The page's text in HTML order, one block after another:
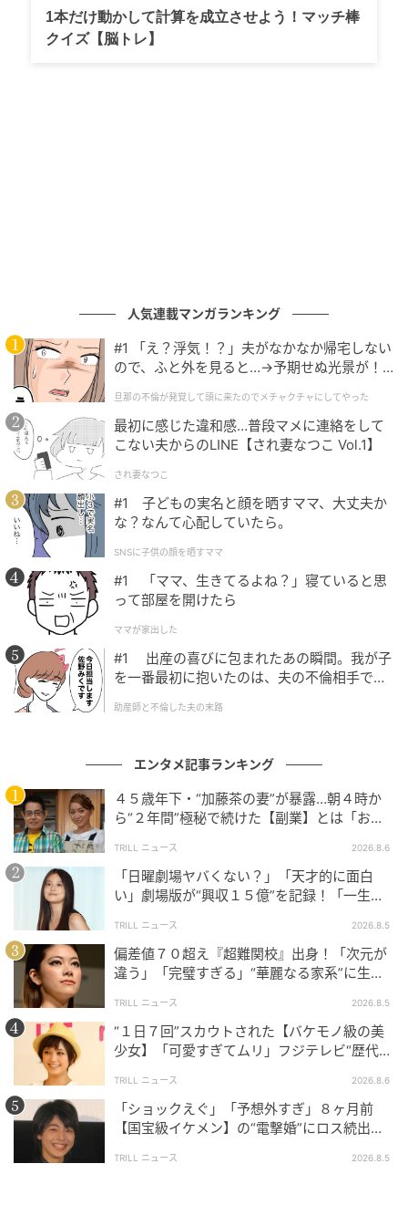
https://SonyMusicJapan.lnk.to/Djo_DECIDEjp
6. On and On / オン・アンド・オン
7. End of Beginning / エンド・オブ・ビギニング
8. I Want Your Video / アイ・ウォント・ユア・ビデオ
9. Climax / クライマックス
10. Change / チェンジ
11. Is That All It Takes / イズ・ザット・オール・イッ
ト・テイクス
12. Go For It / ゴー・フォー・イット
13. Figure You Out / フィギュア・ユー・アウト
14. Slither / スリザー
【Djo『ディサイド』発売記念スペシャル・サイン会】
イベント紹介ページ：
https://towershibuya.jp/2026/04/21/227816
■場所
タワーレコード渋谷店B1F CUTUP STUDIO
■出演
Djo
■イベント内容
トーク＆サイン会
※当選された方のみ本イベントにご参加いただけま
す。
1本だけ動かして計算を成立させよう！マッチ棒
クイズ【脳トレ】
人気連載マンガランキング
#1 「え？浮気！？」夫がなかなか帰宅しない
ので、ふと外を見ると…→予期せぬ光景が！
クチャにしてやった
旦那の不倫が発覚して頭に来たのでメチャクチャにしてやった
最初に感じた違和感…普段マメに連絡をして
こない夫からのLINE【され妻なつこ Vol.1】
され妻なつこ
#1 子どもの実名と顔を晒すママ、大丈夫か
な？なんて心配していたら。
SNSに子供の顔を晒すママ
#1 「ママ、生きてるよね？」寝ていると思
って部屋を開けたら
ママが家出した
#1 出産の喜びに包まれたあの瞬間。我が子
を一番最初に抱いたのは、夫の不倫相手でし
助産師と不倫した夫の末路
エンタメ記事ランキング
４５歳年下・“加藤茶の妻”が暴露…朝４時か
ら“２年間”極秘で続けた【副業】とは「お金
TRILL ニュース 2026.8.6
「日曜劇場ヤバくない？」「天才的に面白
い」劇場版が“興収１５億”を記録！「一生言
TRILL ニュース 2026.8.5
偏差値７０超え『超難関校』出身！「次元が
違う」「完璧すぎる」“華麗なる家系”に生ま
TRILL ニュース 2026.8.5
“１日７回”スカウトされた【バケモノ級の美
少女】「可愛すぎてムリ」フジテレビ“歴代N
TRILL ニュース 2026.8.6
「ショックえぐ」「予想外すぎ」８ヶ月前
【国宝級イケメン】の“電撃婚”にロス続出！
TRILL ニュース 2026.8.5